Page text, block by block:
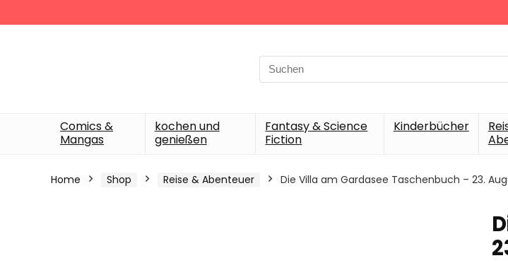
Search
for:
Comics &
Mangas
kochen und
genießen
Fantasy & Science
Fiction
Kinderbücher
Home Shop Reise & Abenteuer Die Villa am Gardasee Taschenbuch – 23.